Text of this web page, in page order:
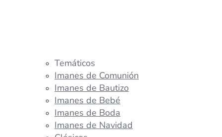
Temáticos
Imanes de Comunión
Imanes de Bautizo
Imanes de Bebé
Imanes de Boda
Imanes de Navidad